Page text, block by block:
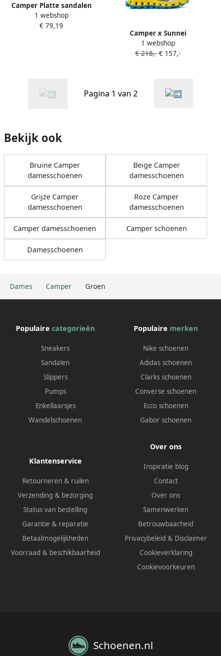
Dames Camper Groen
Camper Platte sandalen
KRSS
1 webshop
€ 79,19
Camper x Sunnei
Pelotissima gestreepte
gebreide sneakers Groen
1 webshop
€ 218,- € 157,-
Pagina 1 van 2
Bekijk ook
Bruine Camper
damesschoenen
Beige Camper
damesschoenen
Grijze Camper
damesschoenen
Roze Camper
damesschoenen
Camper damesschoenen Camper schoenen
Damesschoenen
Populaire categorieën
Sneakers
Sandalen
Slippers
Pumps
Enkellaarsjes
Wandelschoenen
Populaire merken
Nike schoenen
Adidas schoenen
Clarks schoenen
Converse schoenen
Ecco schoenen
Gabor schoenen
Klantenservice
Retourneren & ruilen
Verzending & bezorging
Status van bestelling
Garantie & reparatie
Betaalmogelijkheden
Voorraad & beschikbaarheid
Over ons
Inspiratie blog
Contact
Over ons
Samenwerken
Betrouwbaarheid
Privacybeleid & Disclaimer
Cookieverklaring
Cookievoorkeuren
Schoenen.nl